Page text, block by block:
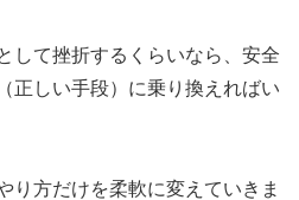
して挫折するくらいなら、安全
正しい手段）に乗り換えればい
り方だけを柔軟に変えていきま